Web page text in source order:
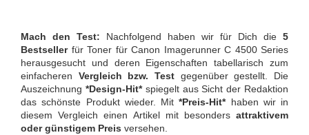
Mach den Test: Nachfolgend haben wir für Dich die 5
Bestsellerfür Toner für Canon Imagerunner C 4500 Series
herausgesucht und deren Eigenschaften tabellarisch zum
einfacheren Vergleich bzw. Test gegenüber gestellt. Die
Auszeichnung *Design-Hit*spiegelt aus Sicht der Redaktion
das schönste Produkt wieder. Mit*Preis-Hit*haben wir in
diesem Vergleich einen Artikel mit besonders attraktivem
oder günstigem Preis versehen.